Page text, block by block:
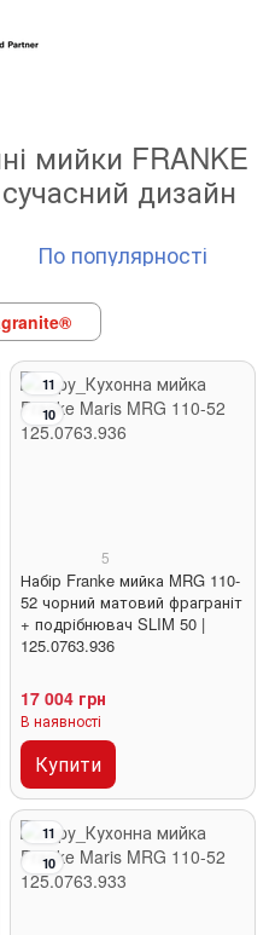
мийки FRANKE
дизайн
По популярності
11
10
5
Набір Franke мийка MRG 110-
52 чорний матовий фраграніт
+ подрібнювач SLIM 50 |
125.0763.936
17 004 грн
В наявності
Купити
11
10